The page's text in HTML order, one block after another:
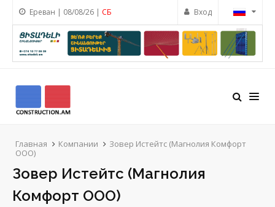
Вход
Ереван | 08/08/26 | СБ
Главная Компании
Зовер Истейтс (Магнолия Комфорт
ООО)
Зовер Истейтс (Магнолия
Комфорт ООО)